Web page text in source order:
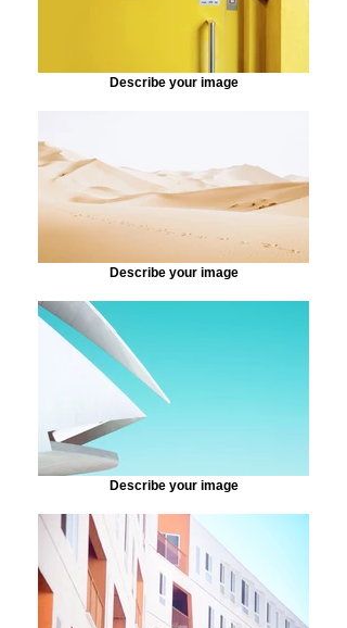
Describe your image
Describe your image
Describe your image